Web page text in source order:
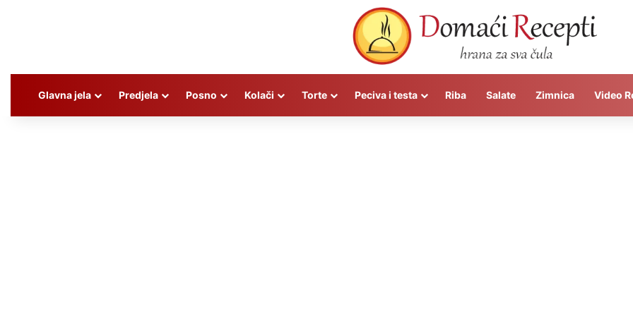
Glavna jela Predjela Posno Kolači Torte Peciva i testa Riba Salate Zimnica Video